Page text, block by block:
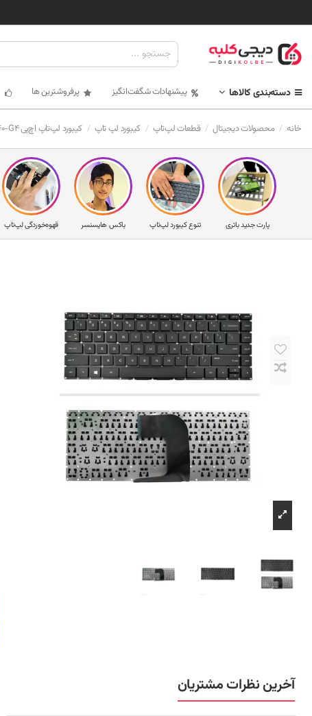
دسته‌بندی کالاها پیشنهادات شگفت‌انگیز پرفروشترین ها
خانه محصولات دیجیتال قطعات لپ‌تاپ کیبورد لپ تاپ کیبورد لپ‌تاپ اچ‌پی Pavilion 240-G4 (بدون فریم) ®
قهوه‌خوردگی لپ‌تاپ باکس هایسنسر تنوع کیبورد لپ‌تاپ پارت جدید باتری
آخرین نظرات مشتریان